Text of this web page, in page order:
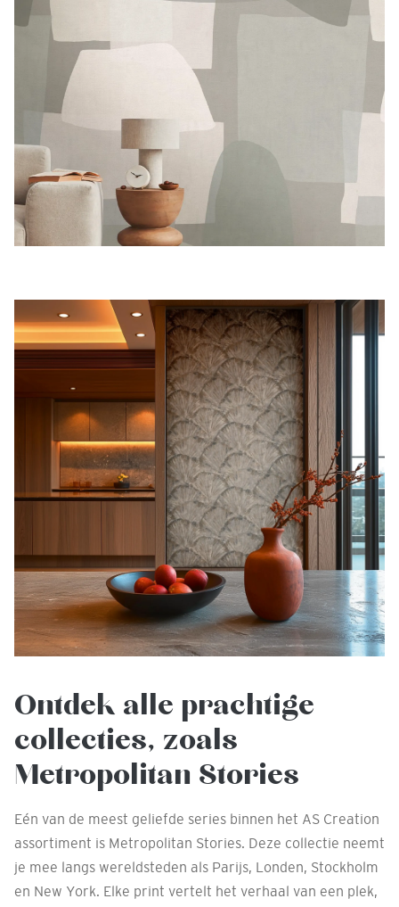
Ontdek alle prachtige
collecties, zoals
Metropolitan Stories
Eén van de meest geliefde series binnen het AS Creation
assortiment is Metropolitan Stories. Deze collectie neemt
je mee langs wereldsteden als Parijs, Londen, Stockholm
en New York. Elke print vertelt het verhaal van een plek,